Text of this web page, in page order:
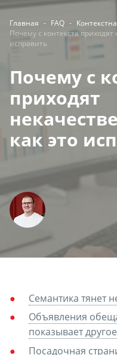
Главная - FAQ -
Почему с контекста
исправить
Почему с
приходят
как это
Семантика тянет
Объявления
показывает другое
Посадочная